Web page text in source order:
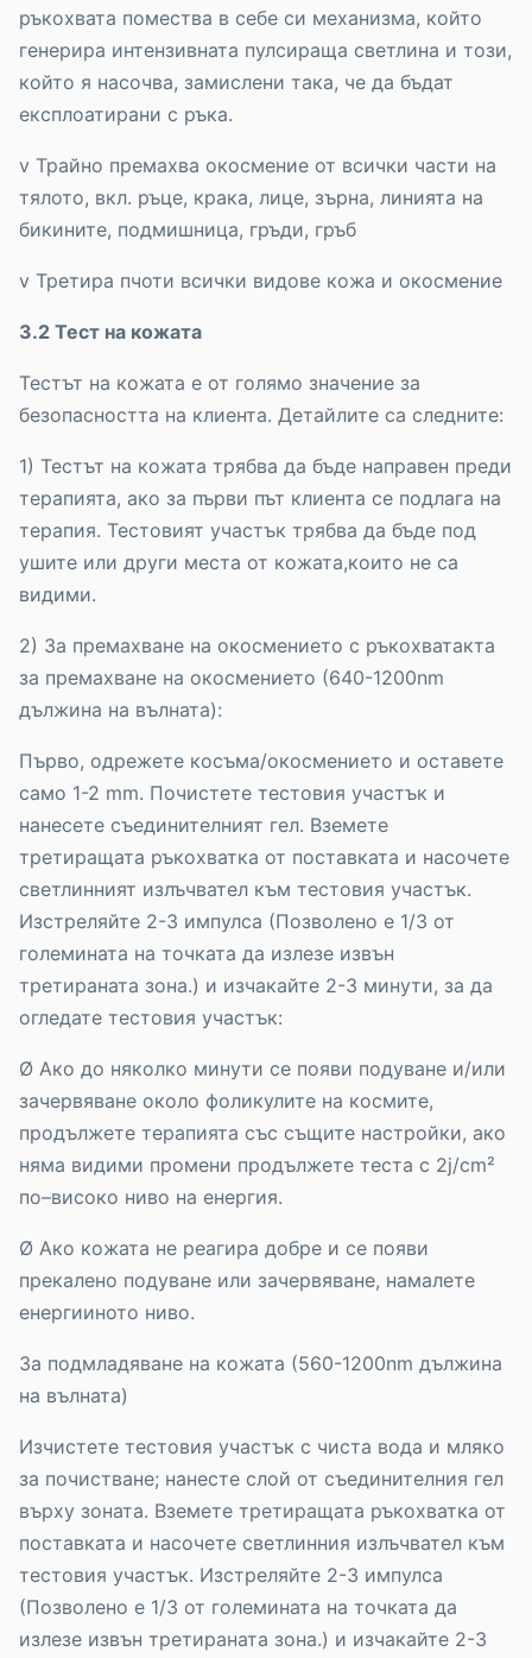
ръкохвата помества в себе си механизма, който
генерира интензивната пулсираща светлина и този,
който я насочва, замислени така, че да бъдат
експлоатирани с ръка.
v Трайно премахва окосмение от всички части на
тялото, вкл. ръце, крака, лице, зърна, линията на
бикините, подмишница, гръди, гръб
v Третира пчоти всички видове кожа и окосмение
3.2 Тест на кожата
Тестът на кожата е от голямо значение за
безопасността на клиента. Детайлите са следните:
1) Тестът на кожата трябва да бъде направен преди
терапията, ако за първи път клиента се подлага на
терапия. Тестовият участък трябва да бъде под
ушите или други места от кожата,които не са
видими.
2) За премахване на окосмението с ръкохватакта
за премахване на окосмението (640-1200nm
дължина на вълната):
Първо, одрежете косъма/окосмението и оставете
само 1-2 mm. Почистете тестовия участък и
нанесете съединителният гел. Вземете
третиращата ръкохватка от поставката и насочете
светлинният излъчвател към тестовия участък.
Изстреляйте 2-3 импулса (Позволено е 1/3 от
големината на точката да излезе извън
третираната зона.) и изчакайте 2-3 минути, за да
огледате тестовия участък:
Ø Ако до няколко минути се появи подуване и/или
зачервяване около фоликулите на космите,
продължете терапията със същите настройки, ако
няма видими промени продължете теста с 2j/cm²
по–високо ниво на енергия.
Ø Ако кожата не реагира добре и се появи
прекалено подуване или зачервяване, намалете
енергииното ниво.
За подмладяване на кожата (560-1200nm дължина
на вълната)
Изчистете тестовия участък с чиста вода и мляко
за почистване; нанесте слой от съединителния гел
върху зоната. Вземете третиращата ръкохватка от
поставката и насочете светлинния излъчвател към
тестовия участък. Изстреляйте 2-3 импулса
(Позволено е 1/3 от големината на точката да
излезе извън третираната зона.) и изчакайте 2-3